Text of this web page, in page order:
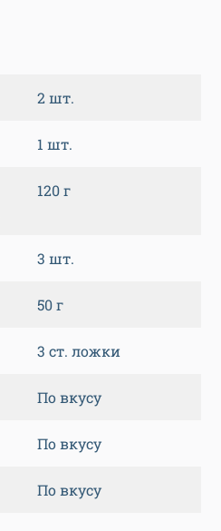
2 шт.
1 шт.
120 г
3 шт.
50 г
3 ст. ложки
По вкусу
По вкусу
По вкусу